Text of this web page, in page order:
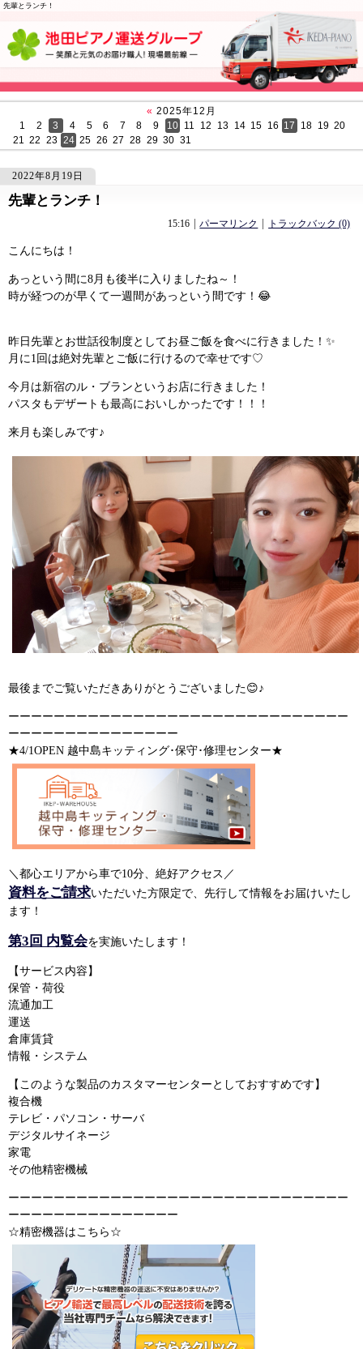
先輩とランチ！
« 2025年12月
1
2 3 4 5 6 7 8 9 10 11 12 13 14 15 16 17 18 19 20
21 22 23 24 25 26 27 28 29 30 31
2022年8月19日
先輩とランチ！
15:16 パーマリンク トラックバック (0)
こんにちは！
あっという間に8月も後半に入りましたね～！
時が経つのが早くて一週間があっという間です！😂
昨日先輩とお世話役制度としてお昼ご飯を食べに行きました！✨
月に1回は絶対先輩とご飯に行けるので幸せです♡
今月は新宿のル・ブランというお店に行きました！
パスタもデザートも最高においしかったです！！！
来月も楽しみです♪
最後までご覧いただきありがとうございました😊♪
ーーーーーーーーーーーーーーーーーーーーーーーーーーーーーー
ーーーーーーーーーーーーーーー
★4/1OPEN 越中島キッティング･保守･修理センター★
＼都心エリアから車で10分、絶好アクセス／
資料をご請求いただいた方限定で、先行して情報をお届けいたし
ます！
第3回 内覧会を実施いたします！
【サービス内容】
保管・荷役
流通加工
運送
倉庫賃貸
情報・システム
【このような製品のカスタマーセンターとしておすすめです】
複合機
テレビ・パソコン・サーバ
デジタルサイネージ
家電
その他精密機械
ーーーーーーーーーーーーーーーーーーーーーーーーーーーーーー
ーーーーーーーーーーーーーーー
☆精密機器はこちら☆
「お久しぶりです！」
「バズった！？」